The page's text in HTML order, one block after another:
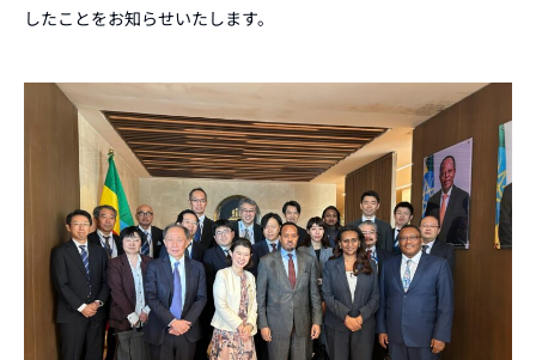
したことをお知らせいたします。